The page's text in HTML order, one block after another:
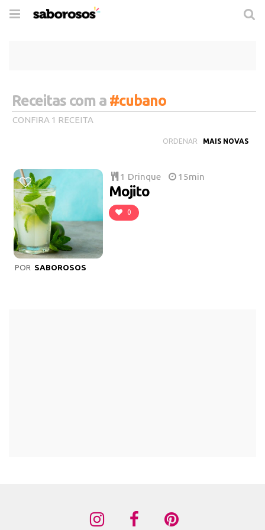
Trocar
Receitas com a #cubano
CONFIRA 1 RECEITA
ORDENAR
1 Drinque 15min
Mojito
0
POR SABOROSOS